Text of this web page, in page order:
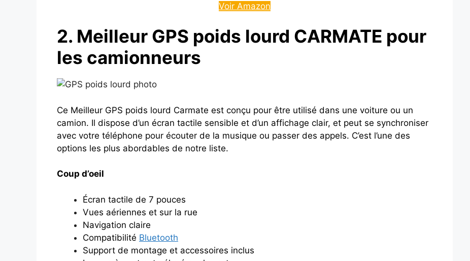
Voir Amazon
2. Meilleur GPS poids lourd CARMATE pour
les camionneurs
Ce Meilleur GPS poids lourd Carmate est conçu pour être utilisé dans une voiture ou un
camion. Il dispose d’un écran tactile sensible et d’un affichage clair, et peut se synchroniser
avec votre téléphone pour écouter de la musique ou passer des appels. C’est l’une des
options les plus abordables de notre liste.
Coup d’oeil
Écran tactile de 7 pouces
Vues aériennes et sur la rue
Navigation claire
Compatibilité Bluetooth
Support de montage et accessoires inclus